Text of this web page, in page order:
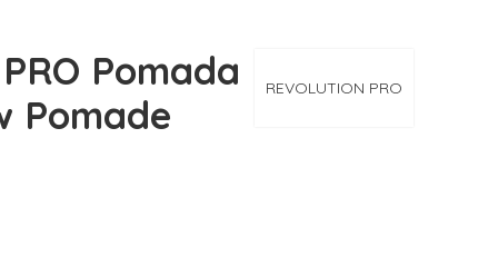
REVOLUTION PRO
Pomada
Pomade